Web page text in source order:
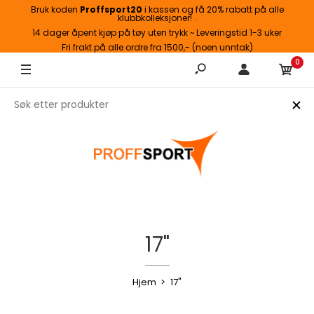
Bruk koden Proffsport20 i kassen og få 20% rabatt på alle
klubbkolleksjoner! .
14 dager åpent kjøp på tøy uten trykk ~ Leveringstid 1-3 uker
Fri frakt på alle ordre fra 1500,- (noen unntak)
0
17"
Hjem 17"